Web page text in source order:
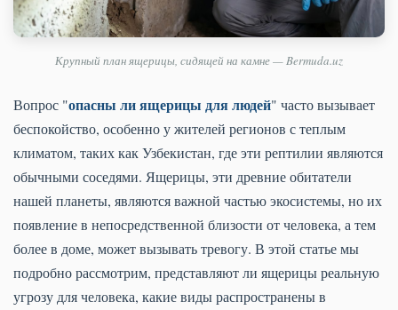
Крупный план ящерицы, сидящей на камне — Bermuda.uz
Вопрос "опасны ли ящерицы для людей" часто вызывает
беспокойство, особенно у жителей регионов с теплым
климатом, таких как Узбекистан, где эти рептилии являются
обычными соседями. Ящерицы, эти древние обитатели
нашей планеты, являются важной частью экосистемы, но их
появление в непосредственной близости от человека, а тем
более в доме, может вызывать тревогу. В этой статье мы
подробно рассмотрим, представляют ли ящерицы реальную
угрозу для человека, какие виды распространены в